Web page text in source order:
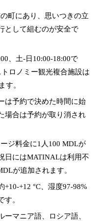
町にあり、思いつきの立
として組むのが安全で
、土-日10:00-18:00で
ロノミー観光複合施設は
す。
は予約で決めた時間に始
場合は予約が取り消され
ジ料金に1人100 MDLが
日にはMATINALは利用不
が追加されます。
+12 °C、湿度97-98%
。
マニア語、ロシア語、